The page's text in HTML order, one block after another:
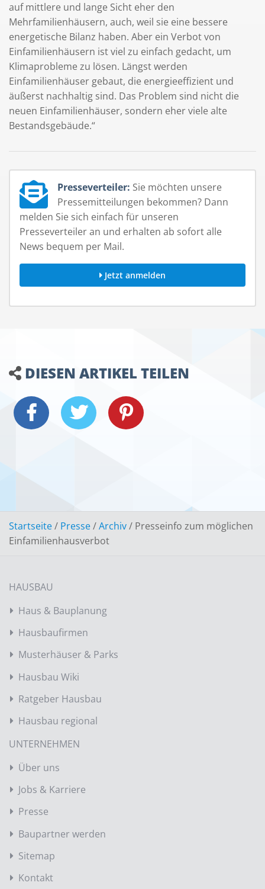
auf mittlere und lange Sicht eher den
Mehrfamilienhäusern, auch, weil sie eine bessere
energetische Bilanz haben. Aber ein Verbot von
Einfamilienhäusern ist viel zu einfach gedacht, um
Klimaprobleme zu lösen. Längst werden
Einfamilienhäuser gebaut, die energieeffizient und
äußerst nachhaltig sind. Das Problem sind nicht die
neuen Einfamilienhäuser, sondern eher viele alte
Bestandsgebäude.“
Presseverteiler: Sie möchten unsere
Pressemitteilungen bekommen? Dann
melden Sie sich einfach für unseren
Presseverteiler an und erhalten ab sofort alle
News bequem per Mail.
Jetzt anmelden
DIESEN ARTIKEL TEILEN
Startseite/ Presse/Archiv/ Presseinfo zum möglichen
Einfamilienhausverbot
HAUSBAU
Haus & Bauplanung
Hausbaufirmen
Musterhäuser & Parks
Hausbau Wiki
Ratgeber Hausbau
Hausbau regional
UNTERNEHMEN
Über uns
Jobs & Karriere
Presse
Baupartner werden
Sitemap
Kontakt